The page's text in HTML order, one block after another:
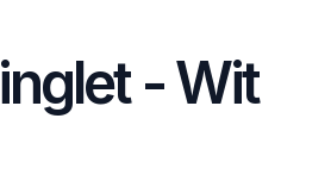
- Wit